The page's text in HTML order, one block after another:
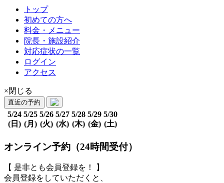
トップ
初めての方へ
料金・メニュー
院長・施設紹介
対応症状の一覧
ログイン
アクセス
×閉じる
直近の予約
5/24
(日)
5/25
(月)
5/26
(火)
5/27
(水)
5/28
(木)
5/29
(金)
5/30
(土)
オンライン予約（24時間受付）
【 是非とも会員登録を！ 】
会員登録をしていただくと、